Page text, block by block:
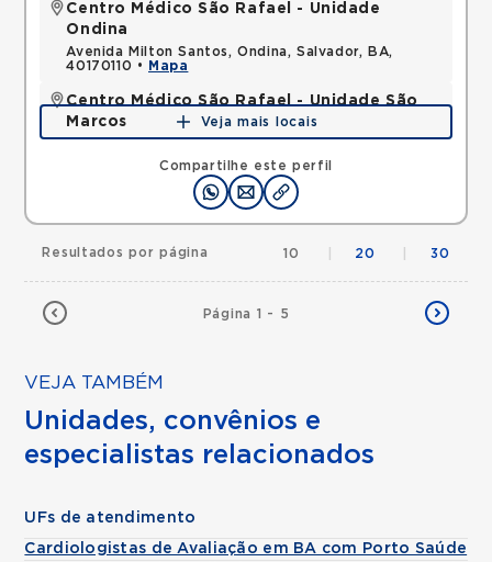
Compartilhe este perfil
Centro Médico São Rafael - Unidade
Ondina
Avenida Milton Santos, Ondina, Salvador, BA,
40170110 •
Mapa
Centro Médico São Rafael - Unidade São
Marcos
Rua Sao Rafael, Sao Marcos, Salvador, BA,
Mapa
Veja mais locais
Página 1 - 5
Resultados por página 10 20 30
VEJA TAMBÉM
Unidades, convênios e
especialistas relacionados
UFs de atendimento
Cardiologistas de Avaliação em BA com Porto Saúde